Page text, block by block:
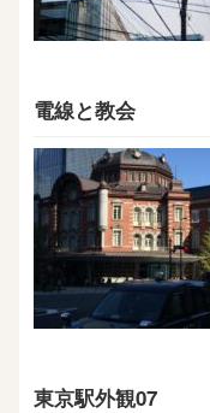
電線と教会
東京駅外観07